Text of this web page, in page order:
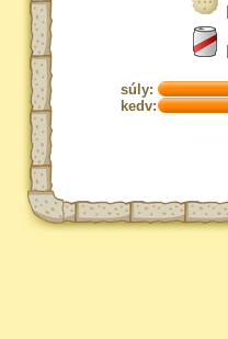
súly:
kedv: